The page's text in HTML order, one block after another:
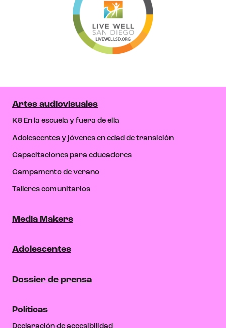
Artes audiovisuales
K8 En la escuela y fuera de ella
Adolescentes y jóvenes en edad de transición
Capacitaciones para educadores
Campamento de verano
Talleres comunitarios
Media Makers
Adolescentes
Dossier de prensa
Políticas